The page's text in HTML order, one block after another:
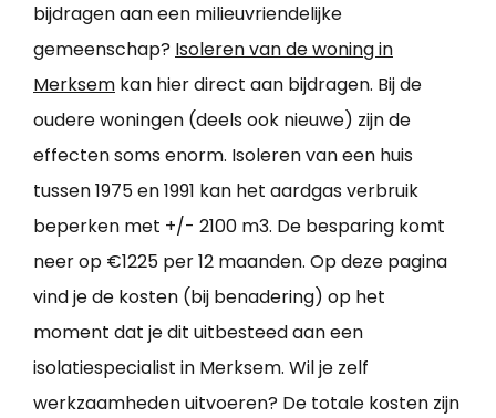
bijdragen aan een milieuvriendelijke
gemeenschap? Isoleren van de woning in
Merksem kan hier direct aan bijdragen. Bij de
oudere woningen (deels ook nieuwe) zijn de
effecten soms enorm. Isoleren van een huis
tussen 1975 en 1991 kan het aardgas verbruik
beperken met +/- 2100 m3. De besparing komt
neer op €1225 per 12 maanden. Op deze pagina
vind je de kosten (bij benadering) op het
moment dat je dit uitbesteed aan een
isolatiespecialist in Merksem. Wil je zelf
werkzaamheden uitvoeren? De totale kosten zijn